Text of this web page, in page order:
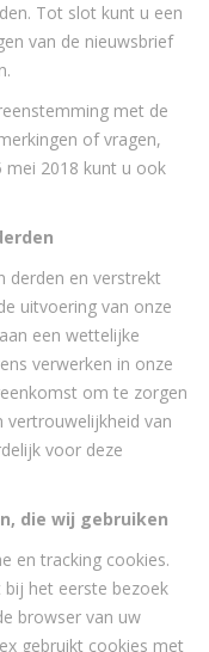
Tot slot kunt u een
van de nieuwsbrief
met de
of vragen,
mei 2018 kunt u ook
derden en verstrekt
uitvoering van onze
een wettelijke
verwerken in onze
om te zorgen
vertrouwelijkheid van
voor deze
die wij gebruiken
en tracking cookies.
bij het eerste bezoek
browser van uw
gebruikt cookies met